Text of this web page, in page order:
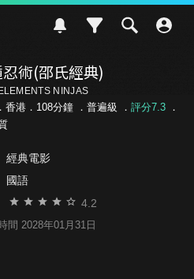
忍術(邵氏經典)
NINJAS
香港．108分鐘 ． 普遍級 ． 評分7.3．
經典電影
國語
4.2
間 2028年01月31日